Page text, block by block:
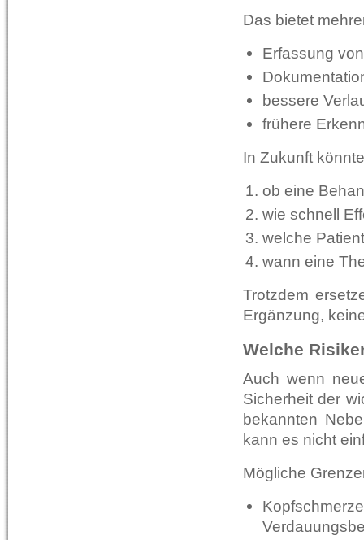
Das bietet
Erfassung
bessere
frühere
In Zukunft
ob eine
wie schnell
welche
wann eine
Trotzdem
Ergänzung,
Welche
Auch wenn
Sicherheit der
bekannten
kann es nicht
Mögliche